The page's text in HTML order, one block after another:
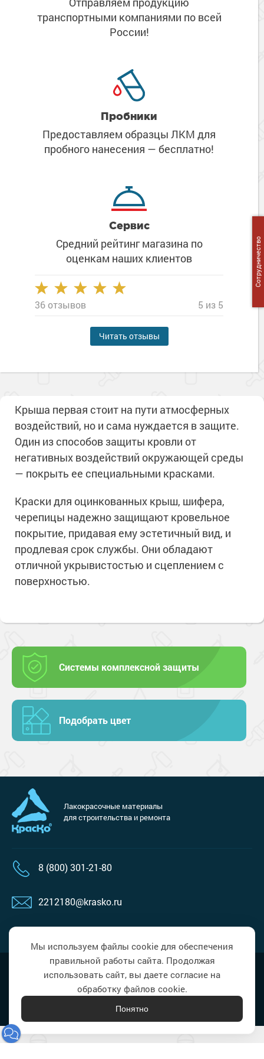
Сопутствующие товары
Морозостойкие краски для металла
Морозостойкие краски для фасада
транспортными компаниями по всей
России!
Пробники
Предоставляем образцы ЛКМ для
пробного нанесения — бесплатно!
Сервис
Средний рейтинг магазина по
оценкам наших клиентов
36 отзывов 5 из 5
Читать отзывы
Крыша первая стоит на пути атмосферных
воздействий, но и сама нуждается в защите.
Один из способов защиты кровли от
негативных воздействий окружающей среды
— покрыть ее специальными красками.
Краски для оцинкованных крыш, шифера,
черепицы надежно защищают кровельное
покрытие, придавая ему эстетичный вид, и
продлевая срок службы. Они обладают
отличной укрывистостью и сцеплением с
поверхностью.
Системы комплексной защиты
Подобрать цвет
Лакокрасочные материалы
для строительства и ремонта
8 (800) 301-21-80
2212180@krasko.ru
Политика в области обработки
персональных данных
Сотрудничество
Мы используем файлы cookie для обеспечения
правильной работы сайта. Продолжая
использовать сайт, вы даете согласие на
обработку файлов cookie.
Понятно